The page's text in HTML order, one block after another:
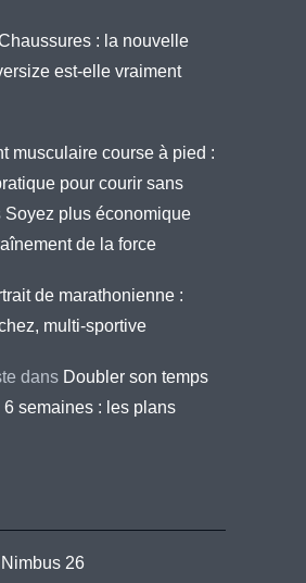
: la nouvelle
est-elle vraiment
musculaire course à pied :
pour courir sans
Soyez plus économique
de la force
de marathonienne :
multi-sportive
dans Doubler son temps
semaines : les plans
26